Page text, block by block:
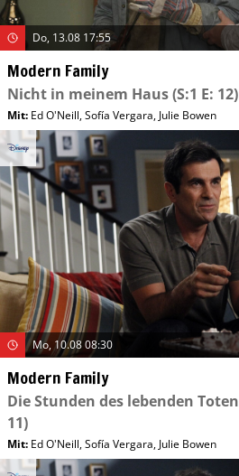
Do, 13.08 17:55
Modern Family
Nicht in meinem Haus(S:1 E: 12)
Mit: Ed O'Neill,Sofía Vergara, Julie Bowen
Mo, 10.08 08:30
Modern Family
Die Stunden des lebenden Toten
11)
Mit: Ed O'Neill,Sofía Vergara, Julie Bowen